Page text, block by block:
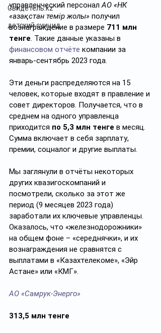
Свидетель.kz
детский суицид
управленческий персонал АО «НК
«Қазақстан темір жолы» получил
вознаграждение в размере 711 млн
тенге. Такие данные указаны в
финансовом отчёте компании за
январь-сентябрь 2023 года.
Эти деньги распределяются на 15
человек, которые входят в правление и
совет директоров. Получается, что в
среднем на одного управленца
приходится по 5,3 млн тенге в месяц.
Сумма включает в себя зарплату,
премии, соцналог и другие выплаты.
Мы заглянули в отчёты некоторых
других квазигоскомпаний и
посмотрели, сколько за этот же
период (9 месяцев 2023 года)
заработали их ключевые управленцы.
Оказалось, что «железнодорожники»
на общем фоне – «середнячки», и их
вознаграждения не сравнятся с
выплатами в «Казахтелекоме», «Эйр
Астане» или «КМГ».
АО «Самрук-Энерго»
313,5 млн тенге